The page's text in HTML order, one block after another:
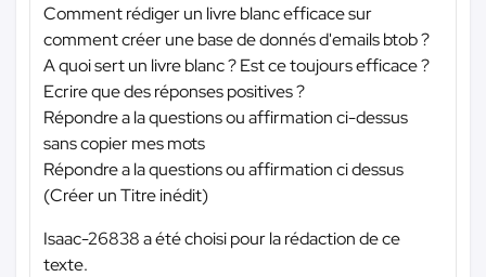
Comment rédiger un livre blanc efficace sur
comment créer une base de donnés d'emails btob ?
A quoi sert un livre blanc ? Est ce toujours efficace ?
Ecrire que des réponses positives ?
Répondre a la questions ou affirmation ci-dessus
sans copier mes mots
Répondre a la questions ou affirmation ci dessus
(Créer un Titre inédit)
Isaac-26838 a été choisi pour la rédaction de ce
texte.